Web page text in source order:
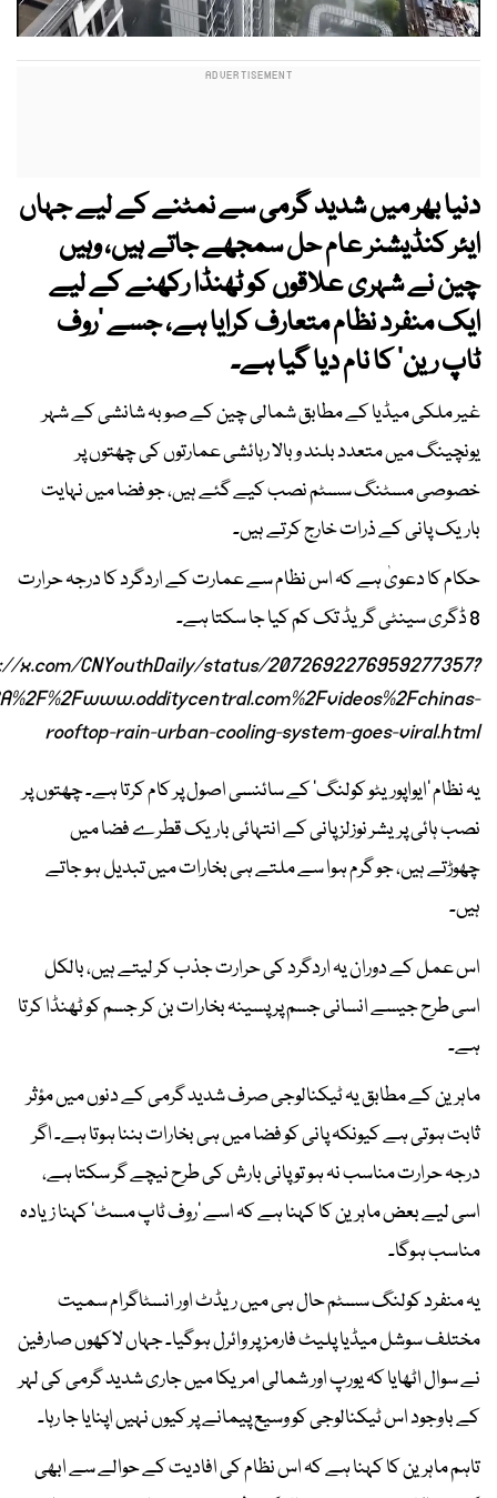
دنیا بھر میں شدید گرمی سے نمٹنے کے لیے جہاں
ایئر کنڈیشنر عام حل سمجھے جاتے ہیں، وہیں
چین نے شہری علاقوں کو ٹھنڈا رکھنے کے لیے
ایک منفرد نظام متعارف کرایا ہے، جسے ’روف
ٹاپ رین‘ کا نام دیا گیا ہے۔
غیر ملکی میڈیا کے مطابق شمالی چین کے صوبہ شانشی کے شہر
یونچینگ میں متعدد بلند و بالا رہائشی عمارتوں کی چھتوں پر
خصوصی مسٹنگ سسٹم نصب کیے گئے ہیں، جو فضا میں نہایت
باریک پانی کے ذرات خارج کرتے ہیں۔
حکام کا دعویٰ ہے کہ اس نظام سے عمارت کے اردگرد کا درجہ حرارت
8 ڈگری سینٹی گریڈ تک کم کیا جا سکتا ہے۔
x.com/CNYouthDaily/status/2072692276959277357?
rooftop-rain-urban-cooling-system-goes-viral.html
یہ نظام ’ایواپوریٹو کولنگ‘ کے سائنسی اصول پر کام کرتا ہے۔ چھتوں پر
نصب ہائی پریشر نوزلز پانی کے انتہائی باریک قطرے فضا میں
چھوڑتے ہیں، جو گرم ہوا سے ملتے ہی بخارات میں تبدیل ہو جاتے
ہیں۔
اس عمل کے دوران یہ اردگرد کی حرارت جذب کر لیتے ہیں، بالکل
اسی طرح جیسے انسانی جسم پر پسینہ بخارات بن کر جسم کو ٹھنڈا کرتا
ہے۔
ماہرین کے مطابق یہ ٹیکنالوجی صرف شدید گرمی کے دنوں میں مؤثر
ثابت ہوتی ہے کیونکہ پانی کو فضا میں ہی بخارات بننا ہوتا ہے۔ اگر
درجہ حرارت مناسب نہ ہو تو پانی بارش کی طرح نیچے گر سکتا ہے،
اسی لیے بعض ماہرین کا کہنا ہے کہ اسے ’روف ٹاپ مسٹ‘ کہنا زیادہ
مناسب ہوگا۔
یہ منفرد کولنگ سسٹم حال ہی میں ریڈٹ اور انسٹاگرام سمیت
مختلف سوشل میڈیا پلیٹ فارمز پر وائرل ہوگیا۔ جہاں لاکھوں صارفین
نے سوال اٹھایا کہ یورپ اور شمالی امریکا میں جاری شدید گرمی کی لہر
کے باوجود اس ٹیکنالوجی کو وسیع پیمانے پر کیوں نہیں اپنایا جا رہا۔
تاہم ماہرین کا کہنا ہے کہ اس نظام کی افادیت کے حوالے سے ابھی